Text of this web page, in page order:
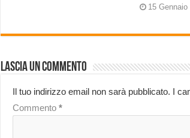
15 Gennaio
Lascia un commento
Il tuo indirizzo email non sarà pubblicato. I
Commento *